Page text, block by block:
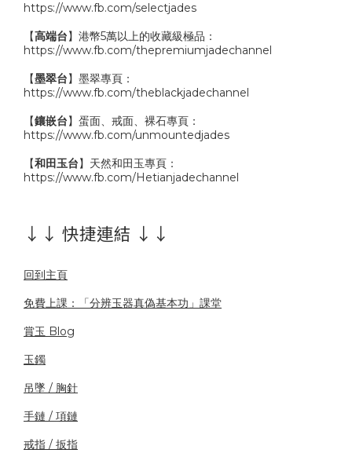
https://www.fb.com/selectjades
【高端台】港幣5萬以上的收藏級極品：
https://www.fb.com/thepremiumjadechannel
【墨翠台】墨翠專頁：
https://www.fb.com/theblackjadechannel
【鑲嵌台】蛋面、戒面、裸石專頁：
https://www.fb.com/unmountedjades
【和田玉台】天然和田玉專頁：
https://www.fb.com/Hetianjadechannel
↓↓ 快捷連結 ↓↓
回到主頁
免費上課：「分辨玉器真偽基本功」課堂
賞玉 Blog
玉鐲
吊墜 / 胸針
手鏈 / 項鏈
戒指 / 扳指